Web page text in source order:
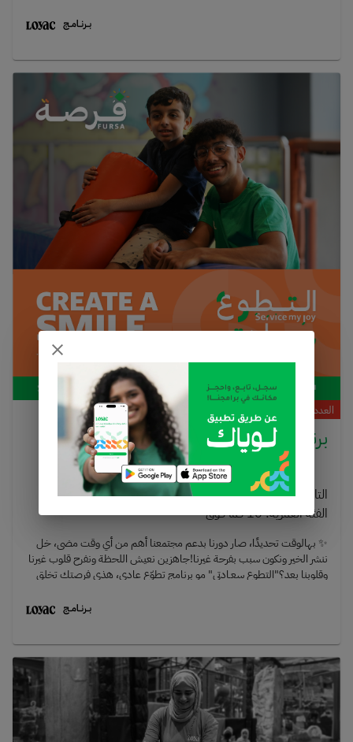
ويعتمد على أنشطة عملية، وتفاعلية بسيطة ذات تأثير كبير. يتيح البرنامج
بعنوان "مصنع المستقبل".يقدم البرنامج تجربة تعليمية تفاعلية، من خلال
ورش العمل التي تُشجع على التفكير الإبداعي وسرد القصص ضمن فرق.من
خلال FutureMinds، ستقوم بـ:استكشاف أساسيات تفكير المستقبل والمشهد
الصناعي الحالي في الكويتبناء الثقة بالنفس من خلال ورش عمل مهارات
التواصل والمقابلات الشخصيةالمشاركة في زيارات ميدانية مميزة لمصانع وشركات
تقنية حقيقيةتعلم سرد القصص والكتابة الإبداعية كوسائل للابتكارممارسة
المرونة والقدرة على التكيف من خلال سيناريوهات التغيير والمفاجآتاستخدام
أدوات الذكاء الاصطناعي لسرد وتطبيق أفكارك وقصصكتقديم عرض لفكرة
مصنع المستقبل أمام الجمهور
العدد مكتمل
برنامج التطوع سعادتي
التاريخ 02/08/2026إلى26/08/2026
الفئة العمرية:
16فما فوق
✨ بهالوقت تحديدًا، صار دورنا بدعم مجتمعنا أهم من أي وقت مضى، خل
ننشر الخير ونكون سبب بفرحة غيرنا!جاهزين نعيش اللحظة ونفرح قلوب غيرنا
وقلوبنا بعد؟"التطوع سعـادتي" مو برنامج تطوّع عادي، هذي فرصتك تخلق
الخاصة بطريقة ما تنساها أبد 💛📍 المكان: مراكز مختلفة⏰ الوقت: شفت
البرنامج، راح تكون مساعد للمدرّس داخل الحصص، يعني بيكون في مدرس
وطلبة، ودورك يكون دعم ومساندة داخل الحصة نفسها 🤝سواء بالمساعدة،
التفاعل، أو حتى خلق جو مريح ولطيف للطلبة وجودك بحد ذاته له أثر كبير.بـ
16 ساعة فقط خلال شهر واحد، بتعيش تجربة إنسانية مميزة فيها تعلم،
عطاء، ومواقف تبقى معاك 💫🎉 شهر واحد. 16 ساعة. وذكريات ما تنسى.⚠️
لا تنسى: لازم تكمّل كل الـ16 ساعة خلال شهر واحد، فشد حيلك وخلك قدّها!